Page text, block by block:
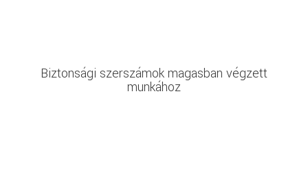
Biztonsági szerszámok magasban végzett
munkához